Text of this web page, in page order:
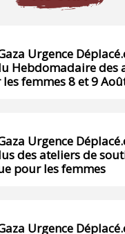
Urgence
Hebdomadaire des
femmes 8 et 9
Urgence
des ateliers de
pour les femmes
Urgence